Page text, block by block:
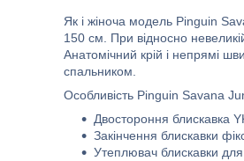
Як і жіноча модель Pinguin
150 см. При відносно
Анатомічний крій і непрямі
спальником.
Особливість Pinguin Savana
Двостороння блискавка
Закінчення блискавки
Утеплювач блискавки для